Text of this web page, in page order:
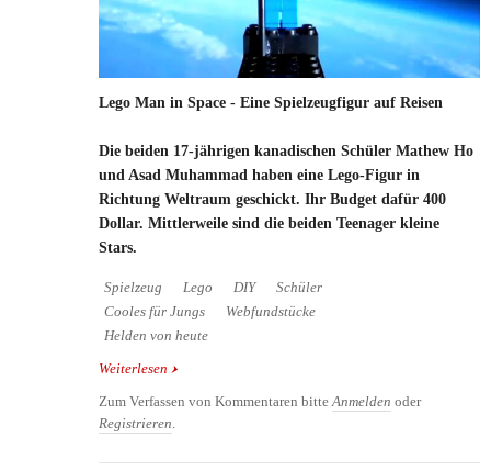
Lego Man in Space - Eine Spielzeugfigur auf Reisen
Die beiden 17-jährigen kanadischen Schüler Mathew Ho
und Asad Muhammad haben eine Lego-Figur in
Richtung Weltraum geschickt. Ihr Budget dafür 400
Dollar. Mittlerweile sind die beiden Teenager kleine
Stars.
Spielzeug Lego DIY
Schüler
Cooles für Jungs
Webfundstücke
Helden von heute
Weiterlesen über Lego Man in Space - Eine Spielzeugfigur auf
Zum Verfassen von Kommentaren bitteAnmelden oder
Registrieren.